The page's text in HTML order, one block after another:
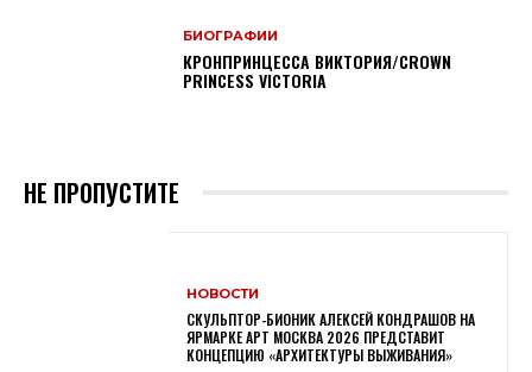
БИОГРАФИИ
КРОНПРИНЦЕССА ВИКТОРИЯ/CROWN
PRINCESS VICTORIA
НЕ ПРОПУСТИТЕ
НОВОСТИ
СКУЛЬПТОР-БИОНИК АЛЕКСЕЙ КОНДРАШОВ НА
ЯРМАРКЕ АРТ МОСКВА 2026 ПРЕДСТАВИТ
КОНЦЕПЦИЮ «АРХИТЕКТУРЫ ВЫЖИВАНИЯ»